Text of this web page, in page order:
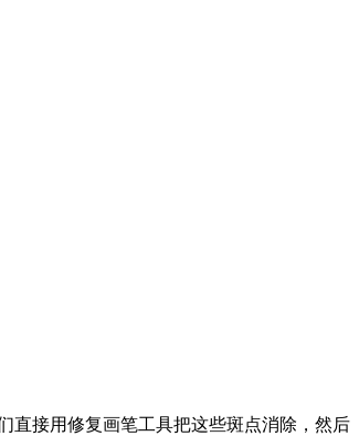
直接用修复画笔工具把这些斑点消除，然后